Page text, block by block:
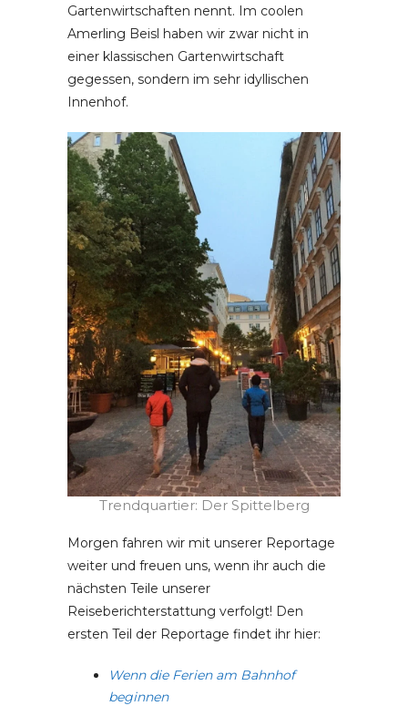
Gartenwirtschaften nennt. Im coolen
Amerling Beisl haben wir zwar nicht in
einer klassischen Gartenwirtschaft
gegessen, sondern im sehr idyllischen
Innenhof.
Trendquartier: Der Spittelberg
Morgen fahren wir mit unserer Reportage
weiter und freuen uns, wenn ihr auch die
nächsten Teile unserer
Reiseberichterstattung verfolgt! Den
ersten Teil der Reportage findet ihr hier:
Wenn die Ferien am Bahnhof
beginnen